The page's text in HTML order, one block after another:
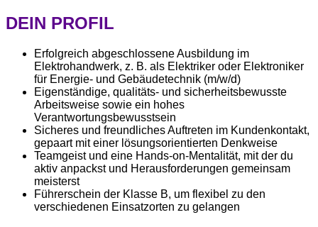
DEIN PROFIL
Erfolgreich abgeschlossene Ausbildung im
Elektrohandwerk, z. B. als Elektriker oder Elektroniker
für Energie- und Gebäudetechnik (m/w/d)
Eigenständige, qualitäts- und sicherheitsbewusste
Arbeitsweise sowie ein hohes
Verantwortungsbewusstsein
Sicheres und freundliches Auftreten im Kundenkontakt,
gepaart mit einer lösungsorientierten Denkweise
Teamgeist und eine Hands-on-Mentalität, mit der du
aktiv anpackst und Herausforderungen gemeinsam
meisterst
Führerschein der Klasse B, um flexibel zu den
verschiedenen Einsatzorten zu gelangen